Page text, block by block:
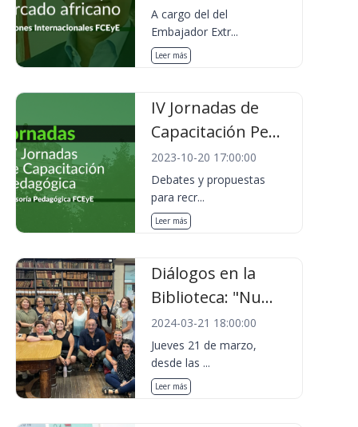
A cargo del del
Embajador Extr...
Leer más
IV Jornadas de
Capacitación Pe...
2023-10-20 17:00:00
Debates y propuestas
para recr...
Leer más
Diálogos en la
Biblioteca: "Nu...
2024-03-21 18:00:00
Jueves 21 de marzo,
desde las ...
Leer más